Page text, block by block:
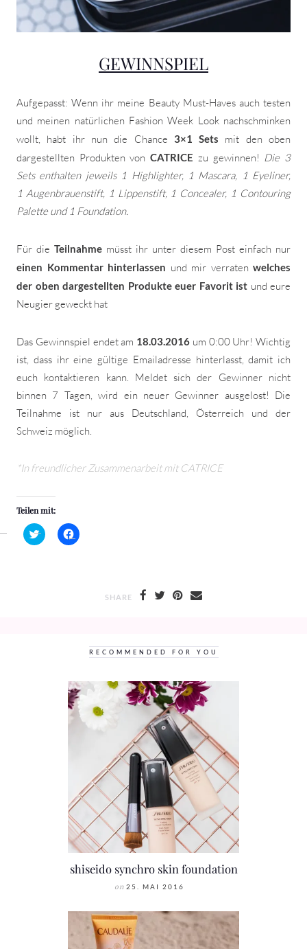
GEWINNSPIEL
Aufgepasst: Wenn ihr meine Beauty Must-Haves auch testen
und meinen natürlichen Fashion Week Look nachschminken
wollt, habt ihr nun die Chance 3×1 Sets mit den oben
dargestellten Produkten vonCATRICE zu gewinnen! Die 3
Sets enthalten jeweils 1 Highlighter, 1 Mascara, 1 Eyeliner,
1 Augenbrauenstift, 1 Lippenstift, 1 Concealer, 1 Contouring
Palette und 1 Foundation.
Für die Teilnahme müsst ihr unter diesem Post einfach nur
einen Kommentar hinterlassen und mir verraten welches
der oben dargestellten Produkte euer Favorit ist und eure
Neugier geweckt hat
Das Gewinnspiel endet am 18.03.2016 um 0:00 Uhr! Wichtig
ist, dass ihr eine gültige Emailadresse hinterlasst, damit ich
euch kontaktieren kann. Meldet sich der Gewinner nicht
binnen 7 Tagen, wird ein neuer Gewinner ausgelost! Die
Teilnahme ist nur aus Deutschland, Österreich und der
Schweiz möglich.
*In freundlicher Zusammenarbeit mit CATRICE
Teilen mit:
Klick,
um
Klick,
um
SHARE
RECOMMENDED FOR YOU
shiseido synchro skin foundation
on 25. MAI 2016